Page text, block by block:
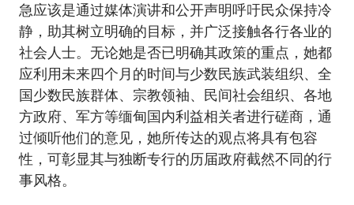
急应该是通过媒体演讲和公开声明呼吁民众保持冷
静，助其树立明确的目标，并广泛接触各行各业的
社会人士。无论她是否已明确其政策的重点，她都
应利用未来四个月的时间与少数民族武装组织、全
国少数民族群体、宗教领袖、民间社会组织、各地
方政府、军方等缅甸国内利益相关者进行磋商，通
过倾听他们的意见，她所传达的观点将具有包容
性，可彰显其与独断专行的历届政府截然不同的行
事风格。